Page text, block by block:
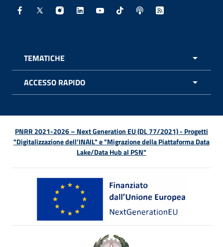
Facebook - Sito esterno - Apertura in nuova finestra
X - Sito esterno - Apertura in nuova finestra
Instagram - Sito esterno - Apertura in
Linkedin - Sito esterno - Apertura in
Youtube - Sito esterno -
TikTok - Sito esterno -
Spreaker - Sito
Feed RSS -
TEMATICHE
ACCESSO RAPIDO
PNRR 2021-2026 – Next Generation EU (DL 77/2021) - Progetti
"Digitalizzazione dell’INAIL" e "Migrazione della Piattaforma Data
Lake/Data Hub al PSN"